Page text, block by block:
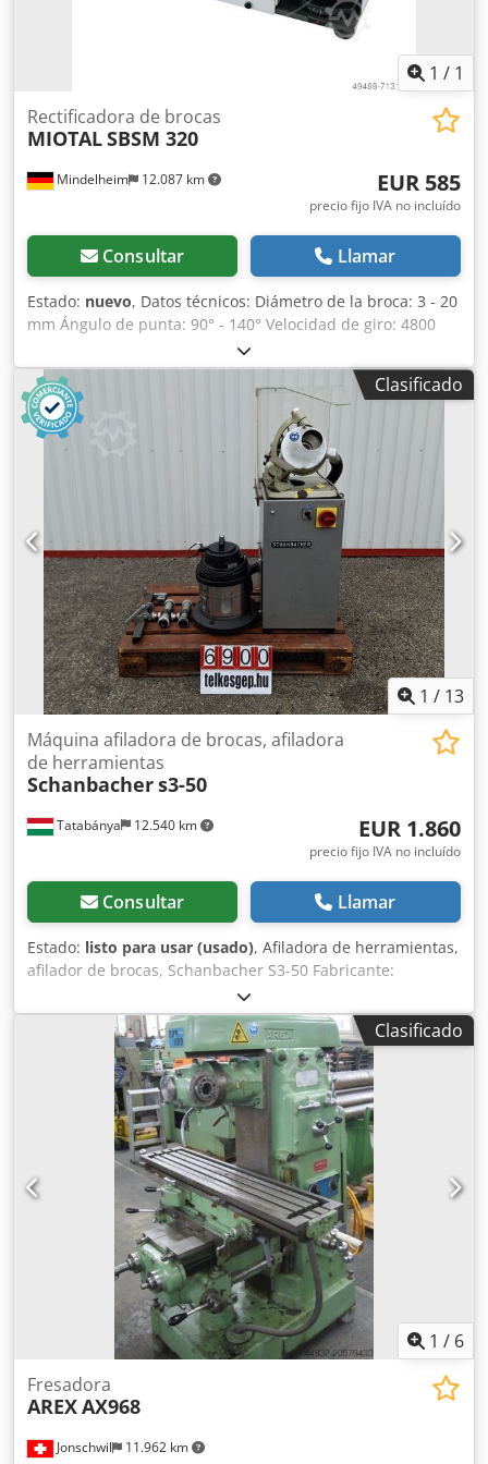
pieza de trabajo - Rotor con cojinete de bolas de precisión
Alcance del suministro: - Disco de afilado CBN - 11
1 / 1
Mindelheim 12.087 km
Rectificadora de brocas
MIOTALSBSM 320
EUR 585
precio fijo IVA no incluído
Consultar Llamar
Estado: nuevo, Datos técnicos: Diámetro de la broca: 3 - 20
mm Ángulo de punta: 90° - 140° Velocidad de giro: 4800
1/min Dkodpfjh Hyqwsx Af Ter Alimentación: 230 V
Potencia del motor: 0,12 kW Peso, aprox.: 8,6 kg
Dimensiones, aprox.: 290 x 150 x 180 cm Características: -
Ideal para el afilado de brocas helicoidales de HSS/metal
duro - Funcionamiento seguro gracias al proceso de afilado
guiado - Ángulo de punta ajustable de 90° a 140° - Diseño
compacto, con espacio para guardar los portabrocas
dentro de la máquina y asa para un almacenamiento
rápido - Incluye dispositivo de centraje para reducir la
fuerza de avance - Rotor con cojinete de bolas de precisión
- CE Alcance del suministro: - Disco de afilado CBN - 11
portabrocas ER 20, 3 - 13 mm - 7 portabrocas ER 24, 14 - 20
mm - Soporte para portabrocas ER 20, ER 25
Clasificado
1 / 13
Tatabánya 12.540 km
Máquina afiladora de brocas, afiladora
de herramientas
Schanbachers3-50
EUR 1.860
precio fijo IVA no incluído
Consultar Llamar
Estado: listo para usar (usado), Afiladora de herramientas,
afilador de brocas, Schanbacher S3-50 Fabricante:
Schanbacher Modelo: S3-50 Año: 2012 Dimensiones: 460 ×
600 × 1260 mm Diámetro de broca: 3–50 mm; Ángulo de
punta: 90°–140° Incluye: Cubierta protectora, sistema de
extracción de polvo Djdpfxox Dblte Af Tokr
Clasificado
1 / 6
Jonschwil 11.962 km
Fresadora
AREXAX968